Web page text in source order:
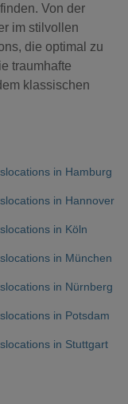
Von der
im stilvollen
die optimal zu
traumhafte
klassischen
in Hamburg
in Hannover
in Köln
in München
in Nürnberg
in Potsdam
in Stuttgart